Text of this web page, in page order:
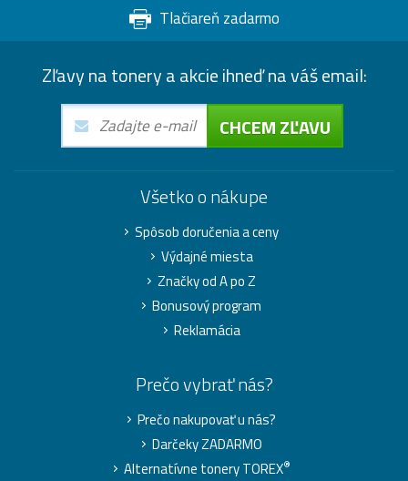
Tlačiareň zadarmo
Zľavy na tonery a akcie ihneď na váš email:
CHCEM ZĽAVU
Všetko o nákupe
Spôsob doručenia a ceny
Výdajné miesta
Značky od A po Z
Bonusový program
Reklamácia
Prečo vybrať nás?
Prečo nakupovať u nás?
Darčeky ZADARMO
Alternatívne tonery TOREX®